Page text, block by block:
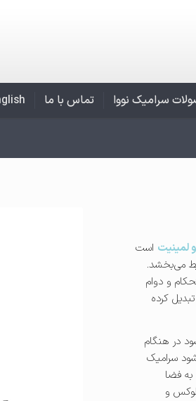
سرامیک نووا تماس با ما
لمینیت است
می‌بخشد.
و دوام
تبدیل کرده
در هنگام
سرامیک
فضا
و